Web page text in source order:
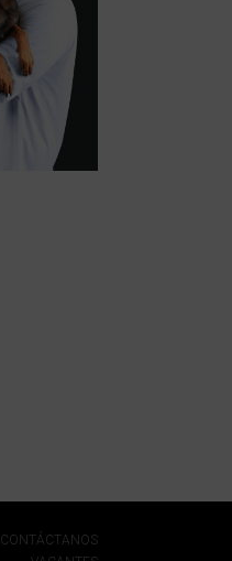
CONTÁCTANOS